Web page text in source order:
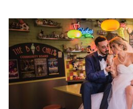
Phong
Cách
Vintage:
Lãng
Mạn
Và
Tinh